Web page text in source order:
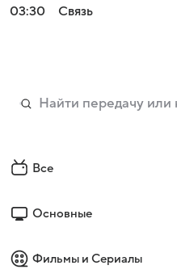
03:30
Связь
Все
Основные
Фильмы и Сериалы